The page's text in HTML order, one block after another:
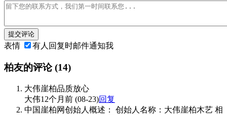
提交评论
表情 有人回复时邮件通知我
柏友的评论(14)
大伟崖柏品质放心
大伟12个月前 (08-23)回复
中国崖柏网创始人概述： ‌创始人名称‌：大伟崖柏木艺 相